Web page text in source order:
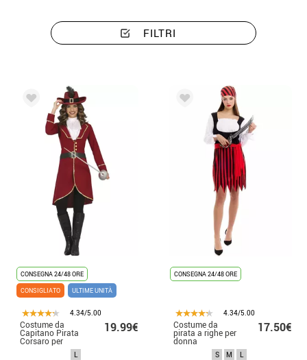
FILTRI
CONSEGNA 24/48 ORE
CONSIGLIATO
ULTIME UNITÀ
4.34/5.00
Costume da
Capitano Pirata
Corsaro per
19.99€
L
CONSEGNA 24/48 ORE
4.34/5.00
Costume da
pirata a righe per
donna
17.50€
S M L